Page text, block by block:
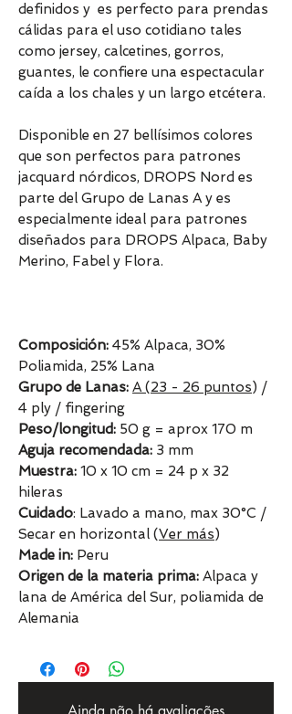
definidos y es perfecto para prendas
cálidas para el uso cotidiano tales
como jersey, calcetines, gorros,
guantes, le confiere una espectacular
caída a los chales y un largo etcétera.
Disponible en 27 bellísimos colores
que son perfectos para patrones
jacquard nórdicos, DROPS Nord es
parte del Grupo de Lanas A y es
especialmente ideal para patrones
diseñados para DROPS Alpaca, Baby
Merino, Fabel y Flora.
Composición: 45% Alpaca, 30%
Poliamida, 25% Lana
Grupo de Lanas: A (23 - 26 puntos) /
4 ply / fingering
Peso/longitud: 50 g = aprox 170 m
Aguja recomendada: 3 mm
Muestra: 10 x 10 cm = 24 p x 32
hileras
Cuidado: Lavado a mano, max 30°C /
Secar en horizontal (Ver más)
Made in: Peru
Origen de la materia prima: Alpaca y
lana de América del Sur, poliamida de
Alemania